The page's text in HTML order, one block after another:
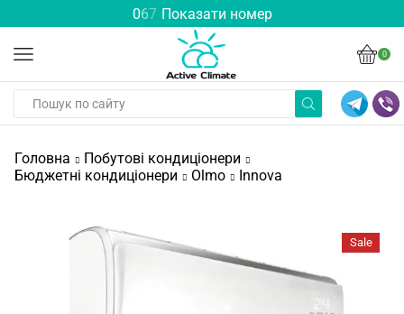
067 Показати номер
0
Головна
Побутові кондиціонери
Бюджетні кондиціонери
Olmo Innova
Sale